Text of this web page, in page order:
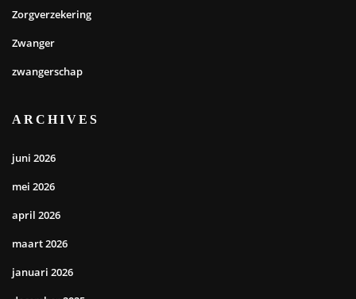
Zorgverzekering
Zwanger
zwangerschap
ARCHIVES
juni 2026
mei 2026
april 2026
maart 2026
januari 2026